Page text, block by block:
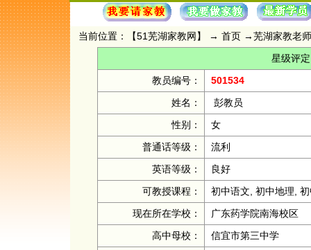
当前位置：【51芜湖家教网】 → 首页 →芜湖家教老师
星级评定
教员编号：
501534
姓名：
彭教员
性别：
女
普通话等级：
流利
英语等级：
良好
可教授课程：
初中语文, 初中地理,
现在所在学校：
广东药学院南海校区
高中母校：
信宜市第三中学